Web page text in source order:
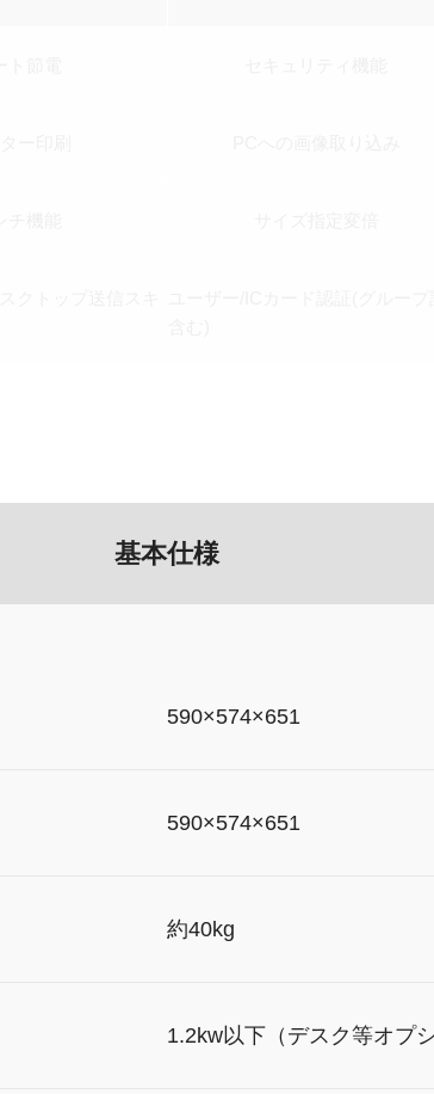
基本仕様
590×574×651
590×574×651
約40kg
1.2kw以下（デスク等オプ